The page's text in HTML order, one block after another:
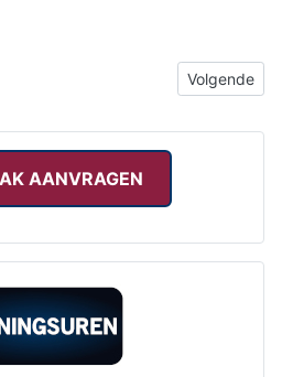
Volgende
Volgende
AANVRAGEN